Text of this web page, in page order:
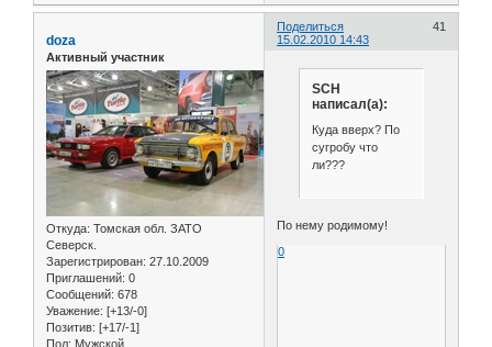
Поделиться
41
15.02.2010 14:43
doza
Активный участник
Откуда: Томская обл. ЗАТО
Северск.
Зарегистрирован: 27.10.2009
Приглашений: 0
Сообщений: 678
Уважение: [+13/-0]
Позитив: [+17/-1]
Пол: Мужской
SCH
написал(а):
Куда вверх? По
сугробу что
ли???
По нему родимому!
0